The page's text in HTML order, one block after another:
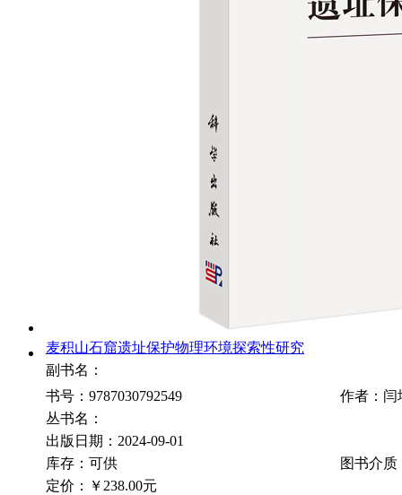
麦积山石窟遗址保护物理环境探索性研究
副书名：
书号：9787030792549
作者：闫
丛书名：
出版日期：2024-09-01
库存：可供
图书介质
定价：
￥238.00元